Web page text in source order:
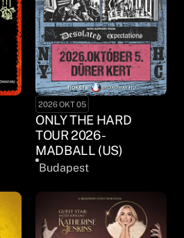
2026 OKT 05
ONLY THE HARD
TOUR 2026 -
MADBALL (US)
Budapest